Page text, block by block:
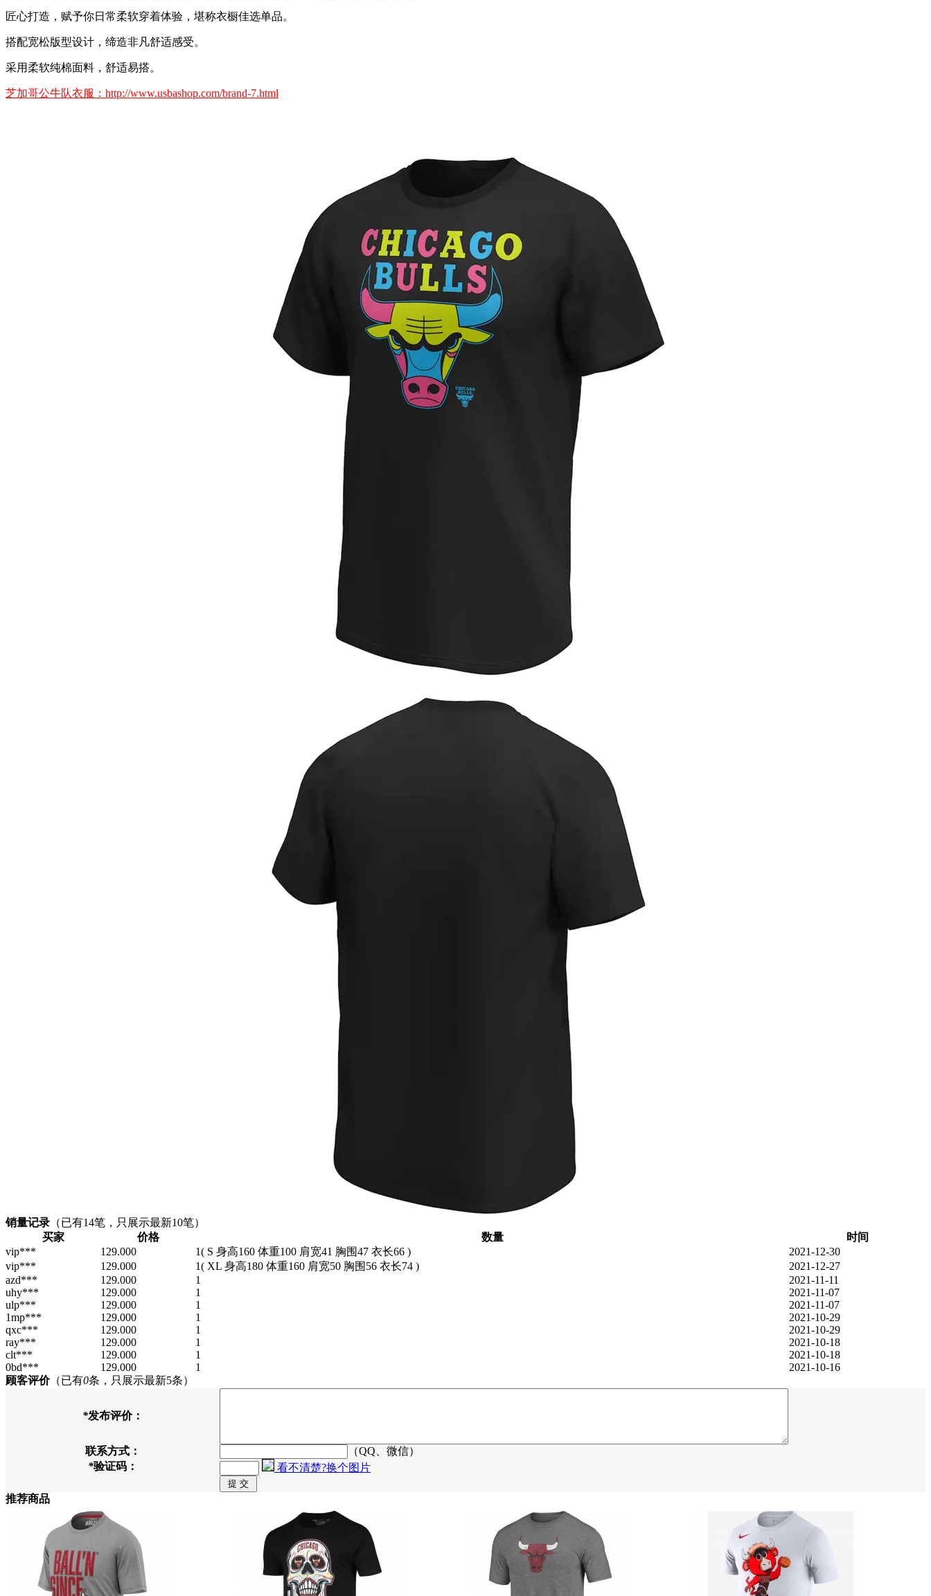
匠心打造，赋予你日常柔软穿着体验，堪称衣橱佳选单品。
搭配宽松版型设计，缔造非凡舒适感受。
采用柔软纯棉面料，舒适易搭。
芝加哥公牛队衣服：http://www.usbashop.com/brand-7.html
销量记录 （已有14笔，只展示最新10笔）
买家
价格 数量
时间
vip***
129.000 1( S 身高160 体重100 肩宽41 胸围47 衣长66 )
2021-12-30
vip***
129.000 1( XL 身高180 体重160 肩宽50 胸围56 衣长74 )
2021-12-27
azd***
129.000 1
2021-11-11
uhy***
129.000 1
2021-11-07
ulp***
129.000 1
2021-11-07
1mp***
129.000 1
2021-10-29
qxc***
129.000 1
2021-10-29
ray***
129.000 1
2021-10-18
clt***
129.000 1
2021-10-18
0bd***
129.000 1
2021-10-16
顾客评价（已有0条，只展示最新5条）
*发布评价：
联系方式：
（QQ、微信）
*验证码： 看不清楚?换个图片
推荐商品